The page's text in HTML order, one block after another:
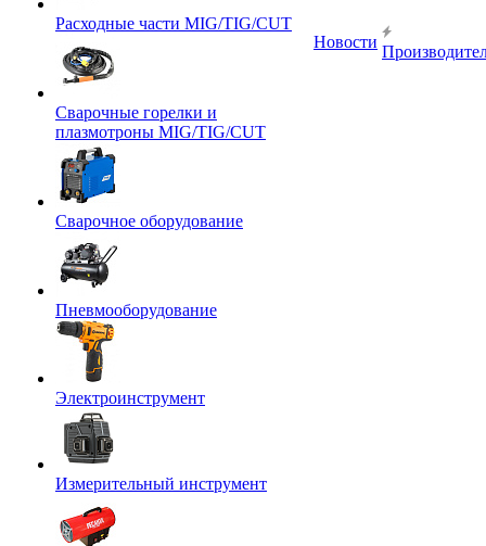
Расходные части MIG/TIG/CUT
Сварочные горелки и
плазмотроны MIG/TIG/CUT
Сварочное оборудование
Пневмооборудование
Электроинструмент
Измерительный инструмент
Новости